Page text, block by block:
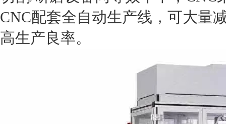
CNC配套全自动生产线，可大量
高生产良率。